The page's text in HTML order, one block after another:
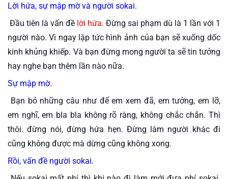
Lời hứa, sự mập mờ và người sokai.
Đầu tiên là vấn đề lời hứa. Đừng sai phạm dù là 1 lần với 1
người nào. Vì ngay lập tức hình ảnh của bạn sẽ xuống dốc
kinh khủng khiếp. Và bạn đừng mong người ta sẽ tin tưởng
hay nghe bạn thêm lần nào nữa.
Sự mập mờ.
em nghĩ, em bla bla không rõ ràng, không chắc chắn. Thì
thôi. đừng nói, đừng hứa hẹn. Đừng làm người khác đi
cũng không được mà dừng cũng không xong.
Rồi, vấn đề người sokai.